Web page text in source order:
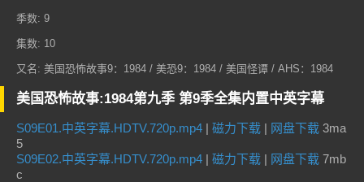
季数: 9
集数: 10
又名: 美国恐怖故事9：1984 / 美恐9：1984 / 美国怪谭 / AHS：1984
美国恐怖故事:1984第九季 第9季全集内置中英字幕
S09E01.中英字幕.HDTV.720p.mp4 | 磁力下载 | 网盘下载 3ma
5
S09E02.中英字幕.HDTV.720p.mp4 | 磁力下载 | 网盘下载 7mb
c